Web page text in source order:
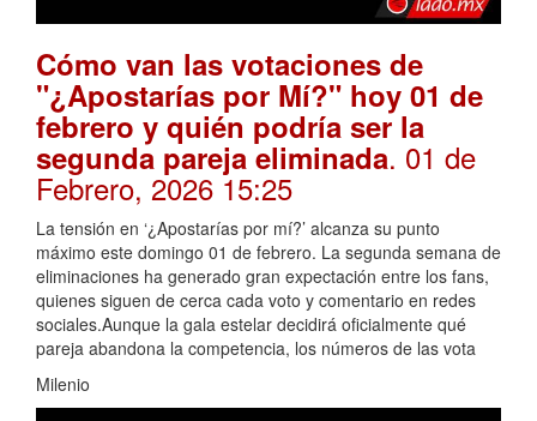
Cómo van las votaciones de
"¿Apostarías por Mí?" hoy 01 de
febrero y quién podría ser la
segunda pareja eliminada. 01 de
Febrero, 2026 15:25
La tensión en ‘¿Apostarías por mí?’ alcanza su punto
máximo este domingo 01 de febrero. La segunda semana de
eliminaciones ha generado gran expectación entre los fans,
quienes siguen de cerca cada voto y comentario en redes
sociales.Aunque la gala estelar decidirá oficialmente qué
pareja abandona la competencia, los números de las vota
Milenio